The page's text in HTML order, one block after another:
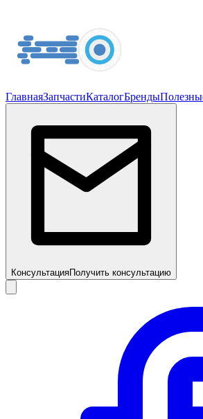
ГлавнаяЗапчастиКаталогБренды
КонсультацияПолучить консультацию